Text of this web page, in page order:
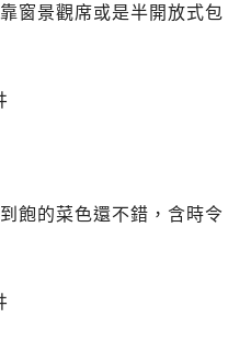
窗景觀席或是半開放式包
飽的菜色還不錯，含時令